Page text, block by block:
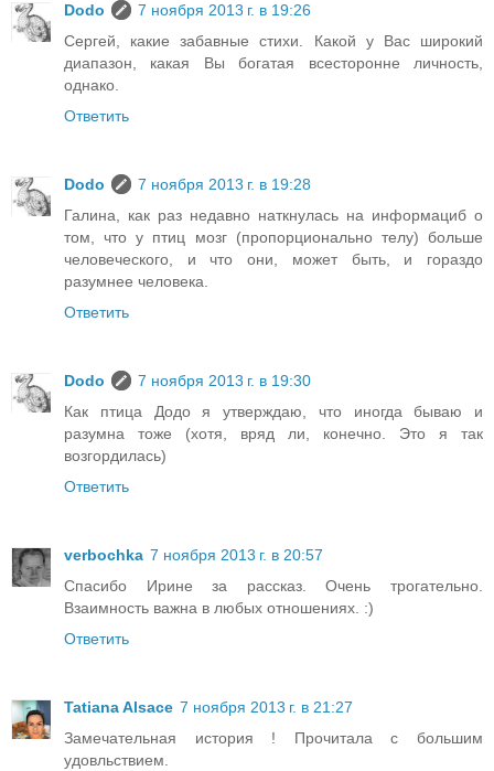
Dodo
7 ноября 2013 г. в 19:26
Сергей, какие забавные стихи. Какой у Вас широкий
диапазон, какая Вы богатая всесторонне личность,
однако.
Ответить
Dodo
7 ноября 2013 г. в 19:28
Галина, как раз недавно наткнулась на информациб о
том, что у птиц мозг (пропорционально телу) больше
человеческого, и что они, может быть, и гораздо
разумнее человека.
Ответить
Dodo
7 ноября 2013 г. в 19:30
Как птица Додо я утверждаю, что иногда бываю и
разумна тоже (хотя, вряд ли, конечно. Это я так
возгордилась)
Ответить
verbochka 7 ноября 2013 г. в 20:57
Спасибо Ирине за рассказ. Очень трогательно.
Взаимность важна в любых отношениях. :)
Ответить
Tatiana Alsace 7 ноября 2013 г. в 21:27
Замечательная история ! Прочитала с большим
удовльствием.